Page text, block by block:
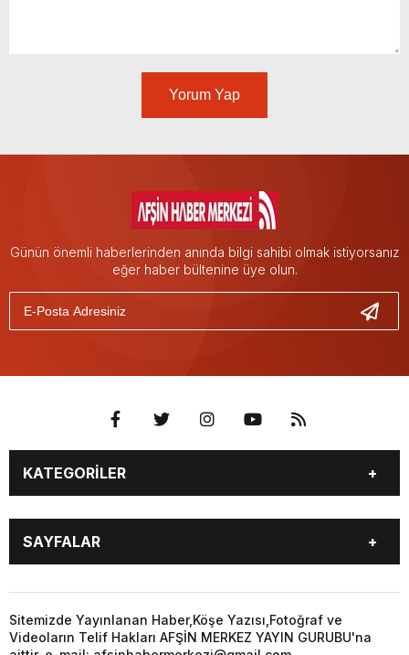
Yorum Yap
Günün önemli haberlerinden anında bilgi sahibi olmak istiyorsanız
eğer haber bültenine üye olun.
KATEGORİLER
EĞİTİM
EKONOMİ
GÜNCEL
SİYASET
YEREL HABERLER
KÜNYE
…
3. SAYFA
KÜLTÜR
SAYFALAR
GÜNCEL
ÖZEL HABER
SİYASET
YEREL HABERLER
Sitemizde Yayınlanan Haber,Köşe Yazısı,Fotoğraf ve
Videoların Telif Hakları AFŞİN MERKEZ YAYIN GURUBU'na